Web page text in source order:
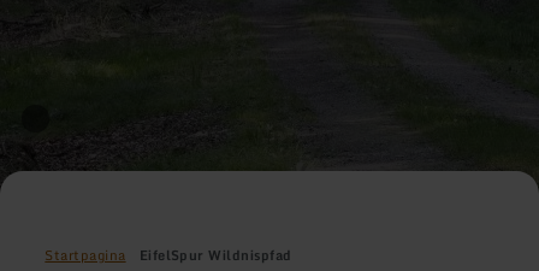
Startpagina EifelSpur Wildnispfad